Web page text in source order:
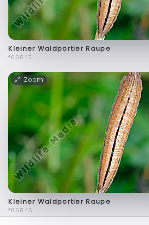
Kleiner Waldportier Raupe
f66845
Zoom
Kleiner Waldportier Raupe
f66846